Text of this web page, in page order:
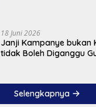
18 Juni 2026
Janji Kampanye bukan
tidak Boleh Diganggu
Selengkapnya